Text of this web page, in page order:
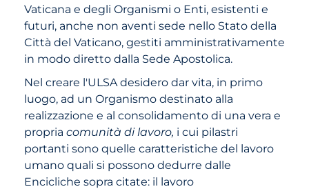
Vaticana e degli Organismi o Enti, esistenti e
futuri, anche non aventi sede nello Stato della
Città del Vaticano, gestiti amministrativamente
in modo diretto dalla Sede Apostolica.
Nel creare l'ULSA desidero dar vita, in primo
luogo, ad un Organismo destinato alla
realizzazione e al consolidamento di una vera e
propria comunità di lavoro, i cui pilastri
portanti sono quelle caratteristiche del lavoro
umano quali si possono dedurre dalle
Encicliche sopra citate: il lavoro